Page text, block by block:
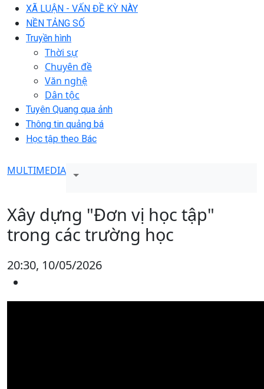
XÃ LUẬN - VẤN ĐỀ KỲ NÀY
NỀN TẢNG SỐ
Truyền hình
Thời sự
Chuyên đề
Văn nghệ
Dân tộc
Tuyên Quang qua ảnh
Thông tin quảng bá
Học tập theo Bác
MULTIMEDIA
Xây dựng "Đơn vị học tập"
trong các trường học
20:30, 10/05/2026